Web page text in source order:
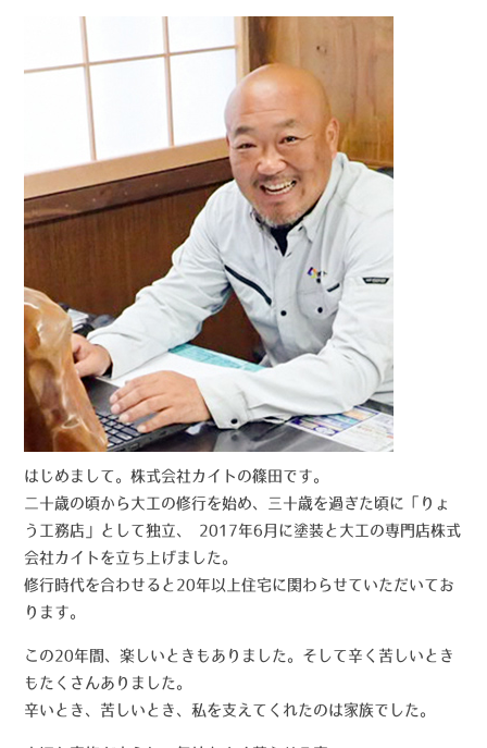
はじめまして。株式会社カイトの篠田です。
二十歳の頃から大工の修行を始め、三十歳を過ぎた頃に「りょ
う工務店」として独立、 2017年6月に塗装と大工の専門店株式
会社カイトを立ち上げました。
修行時代を合わせると20年以上住宅に関わらせていただいてお
ります。
この20年間、楽しいときもありました。そして辛く苦しいとき
もたくさんありました。
辛いとき、苦しいとき、私を支えてくれたのは家族でした。